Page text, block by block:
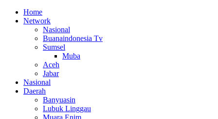
Home
Network
Nasional
Buanaindonesia Tv
Sumsel
Muba
Aceh
Jabar
Nasional
Daerah
Banyuasin
Lubuk Linggau
Muara Enim